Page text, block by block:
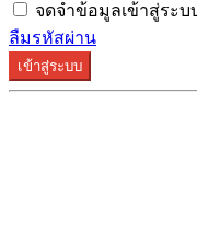
จดจำข้อมูลเข้าสู่ระบ
ลืมรหัสผ่าน
เข้าสู่ระบบ